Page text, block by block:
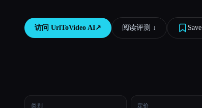
访问 UrlToVideo AI↗︎ 阅读评测 ↓︎ Save
类别 定价